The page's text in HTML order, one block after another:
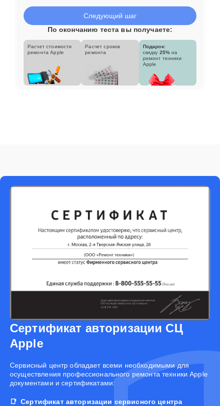
Следующий шаг
По окончанию теста вы получаете:
Расчет стоимости
ремонта Apple
Расчет сроков
ремонта
Подарок:
скидку 25% на
ремонт техники
Apple
Сертификат авторизации СЦ
Apple
Cервисный центр обладает всеми необходимыми для
осуществления профессионального ремонта техники Apple
документами и сертификатами:
Сертификат авторизации сервисного центра